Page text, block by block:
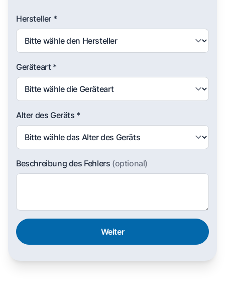
Hersteller *
Geräteart *
Alter des Geräts *
Beschreibung des Fehlers (optional)
Weiter